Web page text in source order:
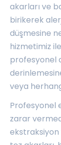
akarları ve
birikerek
düşmesine
hizmetimiz
profesyonel
veya
Profesyonel
zarar
ekstraksiyon